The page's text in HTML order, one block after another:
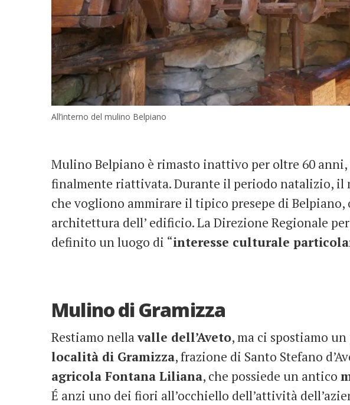
All’interno del mulino Belpiano
Mulino Belpiano è rimasto inattivo per oltre 60 anni,
finalmente riattivata. Durante il periodo natalizio,
che vogliono ammirare il tipico presepe di Belpiano,
architettura dell’ edificio. La Direzione Regionale
definito un luogo di “interesse culturale
Mulino di Gramizza
Restiamo nellavalle dell’Aveto, ma ci spostiamo
località di Gramizza, frazione di Santo Stefano
agricola Fontana Liliana, che possiede un antico
É anzi uno dei fiori all’occhiello dell’attività